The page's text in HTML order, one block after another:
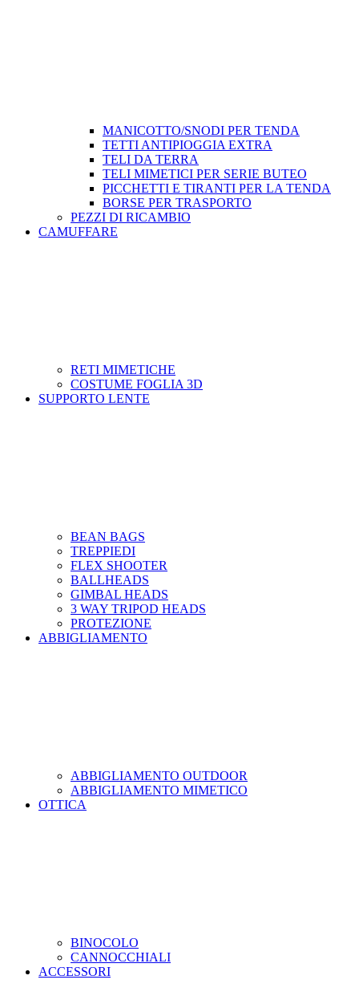
MANICOTTO/SNODI PER TENDA
TETTI ANTIPIOGGIA EXTRA
TELI DA TERRA
TELI MIMETICI PER SERIE BUTEO
PICCHETTI E TIRANTI PER LA TENDA
BORSE PER TRASPORTO
PEZZI DI RICAMBIO
CAMUFFARE
RETI MIMETICHE
COSTUME FOGLIA 3D
SUPPORTO LENTE
BEAN BAGS
TREPPIEDI
FLEX SHOOTER
BALLHEADS
GIMBAL HEADS
3 WAY TRIPOD HEADS
PROTEZIONE
ABBIGLIAMENTO
ABBIGLIAMENTO OUTDOOR
ABBIGLIAMENTO MIMETICO
OTTICA
BINOCOLO
CANNOCCHIALI
ACCESSORI